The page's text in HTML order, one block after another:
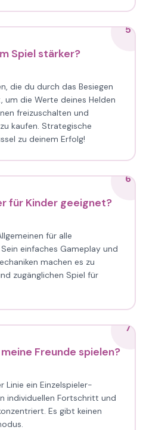
5
Spiel stärker?
die du durch das Besiegen
die Werte deines Helden
freizuschalten und
kaufen. Strategische
zu deinem Erfolg!
6
für Kinder geeignet?
für alle
einfaches Gameplay und
machen es zu
zugänglichen Spiel für
7
Freunde spielen?
Linie ein Einzelspieler-
individuellen Fortschritt und
Es gibt keinen